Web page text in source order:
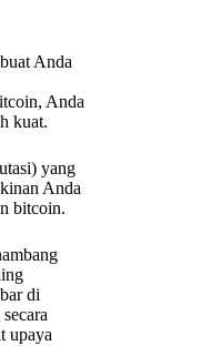
Anda
Anda
kuat.
yang
Anda
bitcoin.
di
upaya